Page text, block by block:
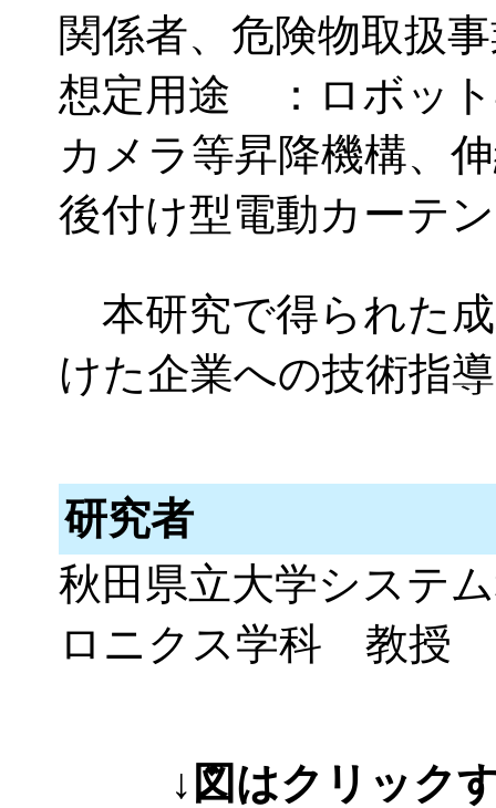
関係者、危険物取扱
想定用途 ：ロボッ
カメラ等昇降機構、
後付け型電動カーテ
本研究で得られた
けた企業への技術指
研究者
秋田県立大学システ
ロニクス学科 教授
↓図はクリック